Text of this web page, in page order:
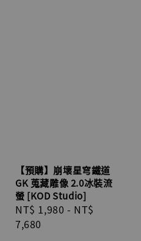
【預購】崩壞星穹鐵道
GK 蒐藏雕像 2.0冰裝流
螢 [KOD Studio]
Regular
price
NT$ 1,980 - NT$
7,680